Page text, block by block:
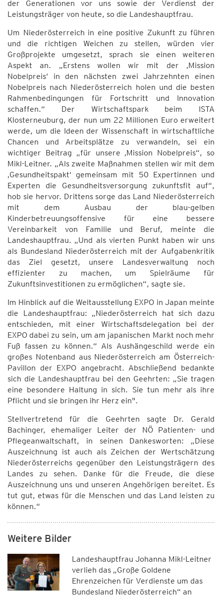
der Generationen vor uns sowie der Verdienst der
Leistungsträger von heute, so die Landeshauptfrau.
Um Niederösterreich in eine positive Zukunft zu führen
und die richtigen Weichen zu stellen, würden vier
Großprojekte umgesetzt, sprach sie einen weiteren
Aspekt an. „Erstens wollen wir mit der ‚Mission
Nobelpreis‘ in den nächsten zwei Jahrzehnten einen
Nobelpreis nach Niederösterreich holen und die besten
Rahmenbedingungen für Fortschritt und Innovation
schaffen.“ Der Wirtschaftspark beim ISTA
Klosterneuburg, der nun um 22 Millionen Euro erweitert
werde, um die Ideen der Wissenschaft in wirtschaftliche
Chancen und Arbeitsplätze zu verwandeln, sei ein
wichtiger Beitrag „für unsere ‚Mission Nobelpreis“, so
Mikl-Leitner. „Als zweite Maßnahmen stellen wir mit dem
‚Gesundheitspakt‘ gemeinsam mit 50 Expertinnen und
Experten die Gesundheitsversorgung zukunftsfit auf“,
hob sie hervor. Drittens sorge das Land Niederösterreich
mit dem Ausbau der blau-gelben
Kinderbetreuungsoffensive für eine bessere
Vereinbarkeit von Familie und Beruf, meinte die
Landeshauptfrau. „Und als vierten Punkt haben wir uns
als Bundesland Niederösterreich mit der Aufgabenkritik
das Ziel gesetzt, unsere Landesverwaltung noch
effizienter zu machen, um Spielräume für
Zukunftsinvestitionen zu ermöglichen“, sagte sie.
Im Hinblick auf die Weltausstellung EXPO in Japan meinte
die Landeshauptfrau: „Niederösterreich hat sich dazu
entschieden, mit einer Wirtschaftsdelegation bei der
EXPO dabei zu sein, um am japanischen Markt noch mehr
Fuß fassen zu können.“ Als Aushängeschild werde ein
großes Notenband aus Niederösterreich am Österreich-
Pavillon der EXPO angebracht. Abschließend bedankte
sich die Landeshauptfrau bei den Geehrten: „Sie tragen
eine besondere Haltung in sich. Sie tun mehr als ihre
Pflicht und sie bringen ihr Herz ein".
Stellvertretend für die Geehrten sagte Dr. Gerald
Bachinger, ehemaliger Leiter der NÖ Patienten- und
Pflegeanwaltschaft, in seinen Dankesworten: „Diese
Auszeichnung ist auch als Zeichen der Wertschätzung
Niederösterreichs gegenüber den Leistungsträgern des
Landes zu sehen. Danke für die Freude, die diese
Auszeichnung uns und unseren Angehörigen bereitet. Es
tut gut, etwas für die Menschen und das Land leisten zu
können.“
Weitere Bilder
Landeshauptfrau Johanna Mikl-Leitner
verlieh das „Große Goldene
Ehrenzeichen für Verdienste um das
Bundesland Niederösterreich“ an